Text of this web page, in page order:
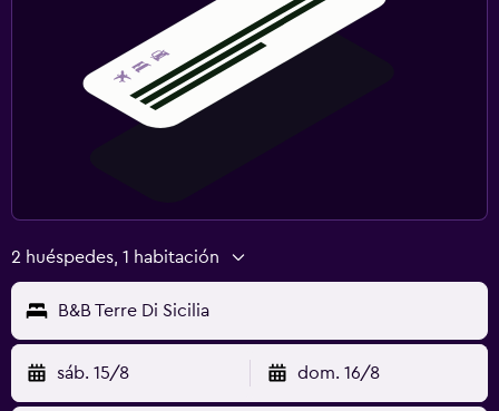
2 huéspedes, 1 habitación
B&B Terre Di Sicilia
sáb. 15/8 dom. 16/8